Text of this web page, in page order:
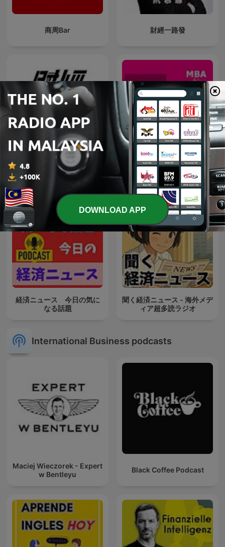
商周Bar 財經一路發
游庭皓的財經皓角
Five Questions with...
(5QW) by MBAchic
経済ニュース 今日の気に
なる話題
聞く経済ニュース - 海外メデ
ィア超多読ラジオ
International Business podcasts
Maciej Wieczorek - Expert
w Bentleyu
Black Coffee Podcast
DOWNLOAD APP